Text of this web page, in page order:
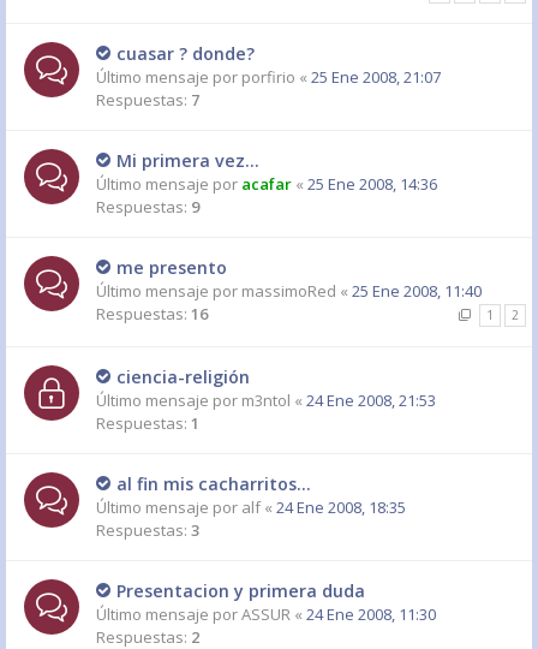
cuasar ? donde?
Último mensaje por porfirio « 25 Ene 2008, 21:07
Respuestas: 7
Mi primera vez...
Último mensaje por acafar « 25 Ene 2008, 14:36
Respuestas: 9
me presento
Último mensaje por massimoRed « 25 Ene 2008, 11:40
Respuestas: 16 1 2
ciencia-religión
Último mensaje por m3ntol « 24 Ene 2008, 21:53
Respuestas: 1
al fin mis cacharritos...
Último mensaje por alf« 24 Ene 2008, 18:35
Respuestas: 3
Presentacion y primera duda
Último mensaje porASSUR « 24 Ene 2008, 11:30
Respuestas: 2